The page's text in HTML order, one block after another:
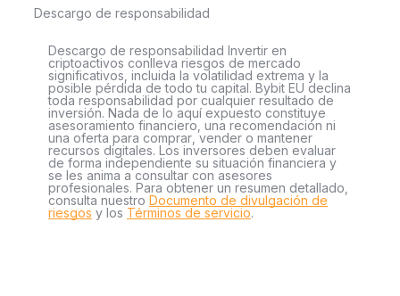
Descargo de responsabilidad
Descargo de responsabilidad Invertir en
criptoactivos conlleva riesgos de mercado
significativos, incluida la volatilidad extrema y la
posible pérdida de todo tu capital. Bybit EU declina
toda responsabilidad por cualquier resultado de
inversión. Nada de lo aquí expuesto constituye
asesoramiento financiero, una recomendación ni
una oferta para comprar, vender o mantener
recursos digitales. Los inversores deben evaluar
de forma independiente su situación financiera y
se les anima a consultar con asesores
profesionales. Para obtener un resumen detallado,
consulta nuestro Documento de divulgación de
riesgos y los Términos de servicio.